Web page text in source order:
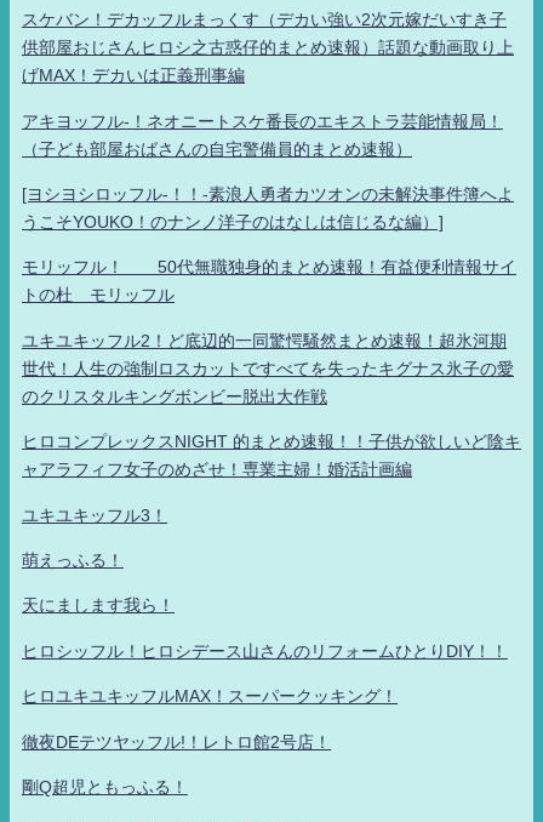
スケバン！デカッフルまっくす（デカい強い2次元嫁だいすき子
供部屋おじさんヒロシ之古惑仔的まとめ速報）話題な動画取り上
げMAX！デカいは正義刑事編
アキヨッフル-！ネオニートスケ番長のエキストラ芸能情報局！
（子ども部屋おばさんの自宅警備員的まとめ速報）
[ヨシヨシロッフル-！！-素浪人勇者カツオンの未解決事件簿へよ
うこそYOUKO！のナンノ洋子のはなしは信じるな編）]
モリッフル！ 50代無職独身的まとめ速報！有益便利情報サイ
トの杜 モリッフル
ユキユキッフル2！ど底辺的一同驚愕騒然まとめ速報！超氷河期
世代！人生の強制ロスカットですべてを失ったキグナス氷子の愛
のクリスタルキングボンビー脱出大作戦
ヒロコンプレックスNIGHT 的まとめ速報！！子供が欲しいど陰キ
ャアラフィフ女子のめざせ！専業主婦！婚活計画編
ユキユキッフル3！
萌えっふる！
天にまします我ら！
ヒロシッフル！ヒロシデース山さんのリフォームひとりDIY！！
ヒロユキユキッフルMAX！スーパークッキング！
徹夜DEテツヤッフル!！レトロ館2号店！
剛Q超児ともっふる！